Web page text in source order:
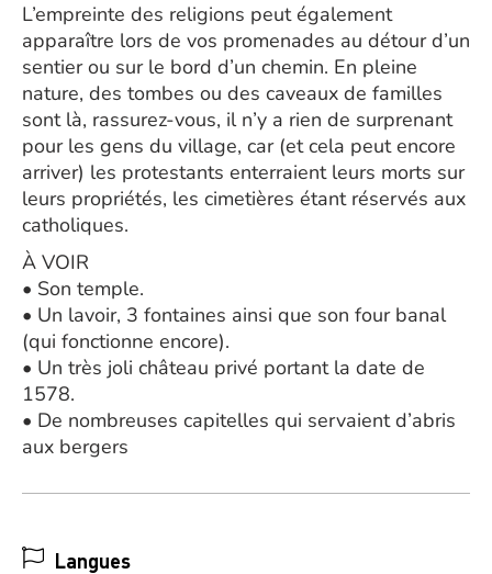
L’empreinte des religions peut également
apparaître lors de vos promenades au détour d’un
sentier ou sur le bord d’un chemin. En pleine
nature, des tombes ou des caveaux de familles
sont là, rassurez-vous, il n’y a rien de surprenant
pour les gens du village, car (et cela peut encore
arriver) les protestants enterraient leurs morts sur
leurs propriétés, les cimetières étant réservés aux
catholiques.
À VOIR
• Son temple.
• Un lavoir, 3 fontaines ainsi que son four banal
(qui fonctionne encore).
• Un très joli château privé portant la date de
1578.
• De nombreuses capitelles qui servaient d’abris
aux bergers
Langues